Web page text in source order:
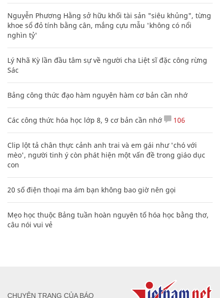
Nguyễn Phương Hằng sở hữu khối tài sản "siêu khủng", từng
khoe sổ đỏ tính bằng cân, mắng cựu mẫu 'không có nổi
nghìn tỷ'
Lý Nhã Kỳ lần đầu tâm sự về người cha Liệt sĩ đặc công rừng
Sác
Bảng công thức đạo hàm nguyên hàm cơ bản cần nhớ
Các công thức hóa học lớp 8, 9 cơ bản cần nhớ 106
Clip lột tả chân thực cảnh anh trai và em gái như 'chó với
mèo', người tinh ý còn phát hiện một vấn đề trong giáo dục
con
20 số điện thoại ma ám bạn không bao giờ nên gọi
Mẹo học thuộc Bảng tuần hoàn nguyên tố hóa học bằng thơ,
câu nói vui vẻ
CHUYÊN TRANG CỦA BÁO